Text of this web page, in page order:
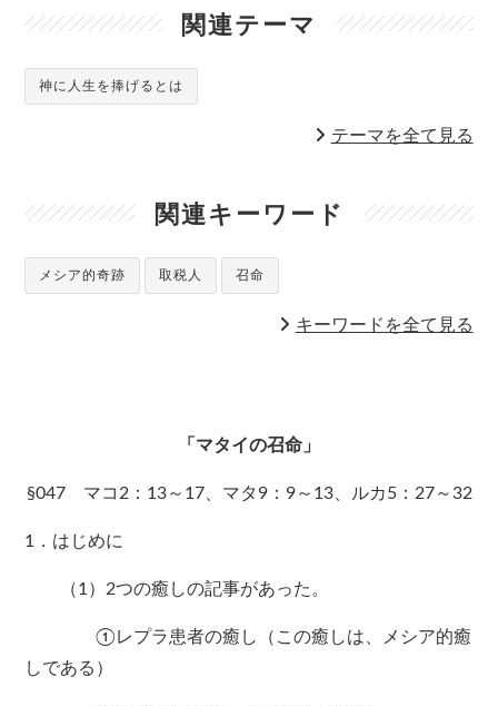
関連テーマ
神に人生を捧げるとは
テーマを全て見る
関連キーワード
メシア的奇跡 取税人 召命
キーワードを全て見る
「マタイの召命」
§047 マコ2：13～17、マタ9：9～13、ルカ5：27～32
1．はじめに
（1）2つの癒しの記事があった。
①レプラ患者の癒し（この癒しは、メシア的癒
しである）